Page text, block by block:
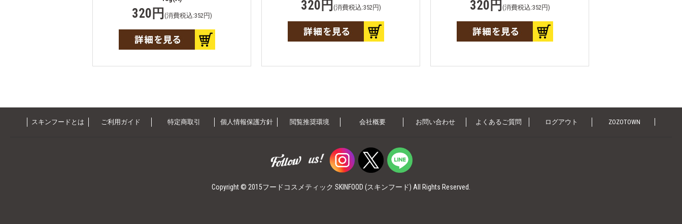
320円 (消費税込:352円)
320円 (消費税込:352円) 320円 (消費税込:352円)
スキンフードとは ご利用ガイド 特定商取引 個人情報保護方針 閲覧推奨環境 会社概要 お問い合わせ よくあるご質問 ログアウト ZOZOTOWN
Copyright © 2015フードコスメティック SKINFOOD (スキンフード) All Rights Reserved.